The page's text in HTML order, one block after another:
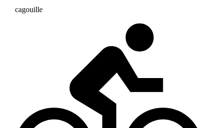
cagouille